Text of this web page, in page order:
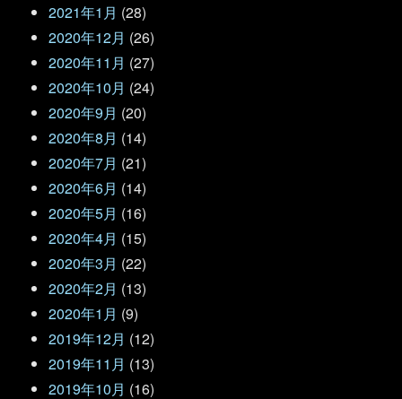
2021年1月 (28)
2020年12月 (26)
2020年11月 (27)
2020年10月 (24)
2020年9月 (20)
2020年8月 (14)
2020年7月 (21)
2020年6月 (14)
2020年5月 (16)
2020年4月 (15)
2020年3月 (22)
2020年2月 (13)
2020年1月 (9)
2019年12月 (12)
2019年11月 (13)
2019年10月 (16)